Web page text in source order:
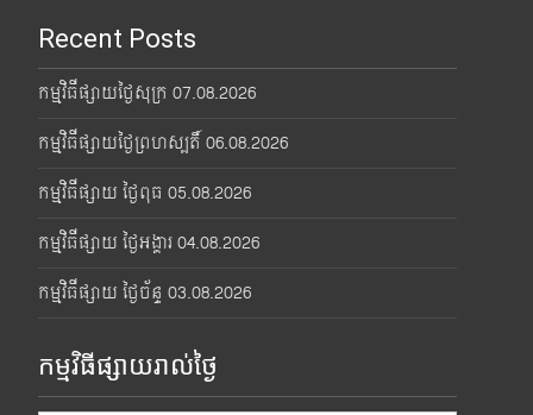
Recent Posts
កម្មវិធីផ្សាយថ្ងៃសុក្រ 07.08.2026
កម្មវិធីផ្សាយថ្ងៃព្រហស្បតិ៍ 06.08.2026
កម្មវិធីផ្សាយ ថ្ងៃពុធ 05.08.2026
កម្មវិធីផ្សាយ ថ្ងៃអង្គារ 04.08.2026
កម្មវិធីផ្សាយ ថ្ងៃច័ន្ទ 03.08.2026
កម្មវិធីផ្សាយរាល់ថ្ងៃ